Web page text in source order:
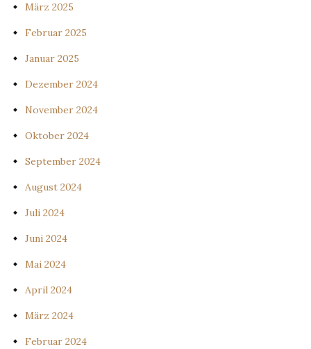
März 2025
Februar 2025
Januar 2025
Dezember 2024
November 2024
Oktober 2024
September 2024
August 2024
Juli 2024
Juni 2024
Mai 2024
April 2024
März 2024
Februar 2024